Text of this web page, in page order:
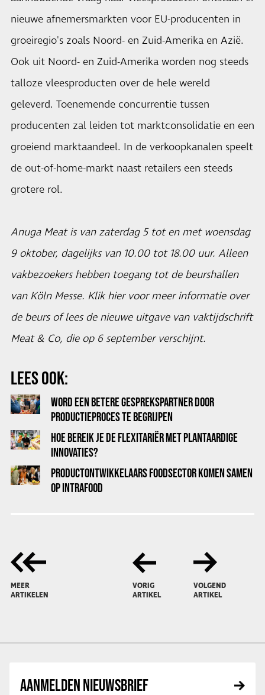
nieuwe afnemersmarkten voor EU-producenten in
groeiregio's zoals Noord- en Zuid-Amerika en Azië.
Ook uit Noord- en Zuid-Amerika worden nog steeds
talloze vleesproducten over de hele wereld
geleverd. Toenemende concurrentie tussen
producenten zal leiden tot marktconsolidatie en een
groeiend marktaandeel. In de verkoopkanalen speelt
de out-of-home-markt naast retailers een steeds
grotere rol.
Anuga Meat is van zaterdag 5 tot en met woensdag
9 oktober, dagelijks van 10.00 tot 18.00 uur. Alleen
vakbezoekers hebben toegang tot de beurshallen
van Köln Messe. Klik hiervoor meer informatie over
de beurs of lees de nieuwe uitgave van vaktijdschrift
Meat & Co, die op 6 september verschijnt.
LEES OOK:
WORD EEN BETERE GESPREKSPARTNER DOOR
PRODUCTIEPROCES TE BEGRIJPEN
HOE BEREIK JE DE FLEXITARIËR MET PLANTAARDIGE
INNOVATIES?
PRODUCTONTWIKKELAARS FOODSECTOR KOMEN SAMEN
OP INTRAFOOD
MEER
ARTIKELEN
VORIG
ARTIKEL
VOLGEND
ARTIKEL
AANMELDEN NIEUWSBRIEF